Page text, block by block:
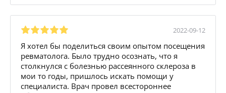
2022-09-12
Я хотел бы поделиться своим опытом посещения
ревматолога. Было трудно осознать, что я
столкнулся с болезнью рассеянного склероза в
мои то годы, пришлось искать помощи у
специалиста. Врач провел всестороннее